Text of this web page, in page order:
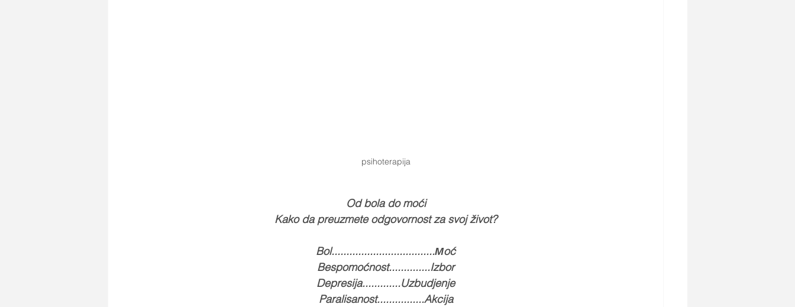
psihoterapija
Od bola do moći
Kako da preuzmete odgovornost za svoj život?
Bol...................................Мoć
Bespomoćnost..............Izbor
Depresija.............Uzbudjenje
Paralisanost................Akcija